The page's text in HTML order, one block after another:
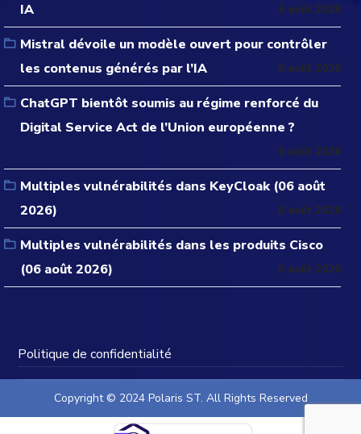
IA
6 août 2026
Mistral dévoile un modèle ouvert pour contrôler
les contenus générés par l’IA
6 août 2026
ChatGPT bientôt soumis au régime renforcé du
Digital Service Act de l’Union européenne ?
6 août 2026
Multiples vulnérabilités dans KeyCloak (06 août
2026)
6 août 2026
Multiples vulnérabilités dans les produits Cisco
(06 août 2026)
6 août 2026
Politique de confidentialité
Copyright © 2024 Polaris ST. All Rights Reserved